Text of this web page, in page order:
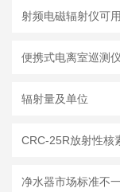
辐射量及单位
CRC-25R放射性核
净水器市场标准不